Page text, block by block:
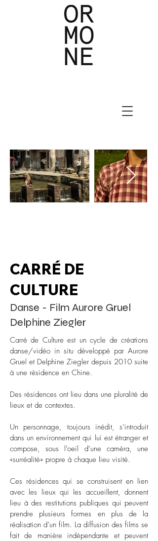
CARRÉ DE
CULTURE
Danse - Film Aurore Gruel
Delphine Ziegler
Carré de Culture est un cycle de créations
danse/vidéo in situ développé par Aurore
Gruel et Delphine Ziegler depuis 2010 suite
à une résidence en Chine.
Des résidences ont lieu dans une pluralité de
lieux et de contextes.
Un personnage, toujours inédit, s’introduit
dans un environnement qui lui est étranger et
compose, sous l’oeil d’une caméra, une
«surréalité» propre à chaque lieu visité.
Ces résidences qui se construisent en lien
avec les lieux qui les accueillent, donnent
lieu à des restitutions publiques qui peuvent
prendre plusieurs formes en plus de la
réalisation d’un film. La diffusion des films se
fait de manière indépendante et peuvent